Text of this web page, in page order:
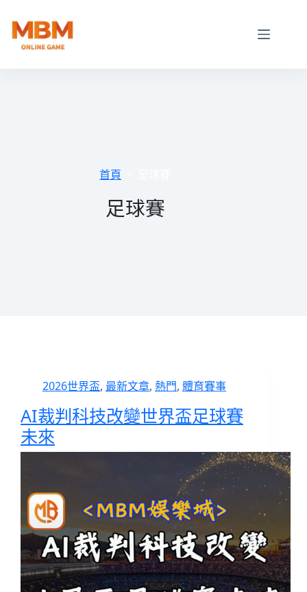
首頁
足球賽
2026世界盃, 最新文章, 熱門, 體育賽事
AI裁判科技改變世界盃足球賽
未來